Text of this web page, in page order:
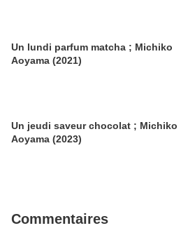
Un lundi parfum matcha ; Michiko
Aoyama (2021)
Un jeudi saveur chocolat ; Michiko
Aoyama (2023)
Commentaires